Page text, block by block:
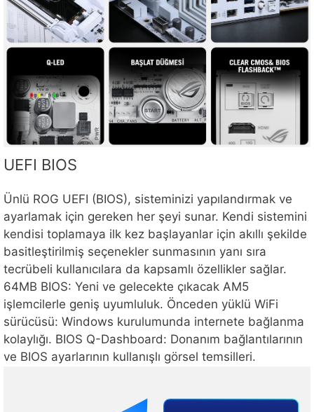
UEFI BIOS
Ünlü ROG UEFI (BIOS), sisteminizi yapılandırmak ve
ayarlamak için gereken her şeyi sunar. Kendi sistemini
kendisi toplamaya ilk kez başlayanlar için akıllı şekilde
basitleştirilmiş seçenekler sunmasının yanı sıra
tecrübeli kullanıcılara da kapsamlı özellikler sağlar.
64MB BIOS: Yeni ve gelecekte çıkacak AM5
işlemcilerle geniş uyumluluk. Önceden yüklü WiFi
sürücüsü: Windows kurulumunda internete bağlanma
kolaylığı. BIOS Q-Dashboard: Donanım bağlantılarının
ve BIOS ayarlarının kullanışlı görsel temsilleri.